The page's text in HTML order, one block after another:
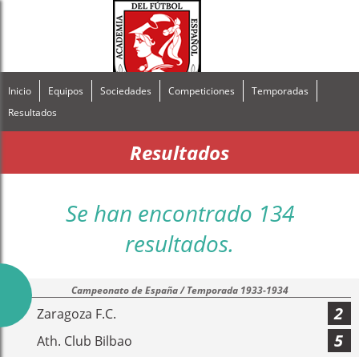
Inicio Equipos Sociedades Competiciones
Temporadas
Resultados
Resultados
Se han encontrado 134
resultados.
Campeonato de España / Temporada 1933-1934
Zaragoza F.C. 2
Ath. Club Bilbao 5